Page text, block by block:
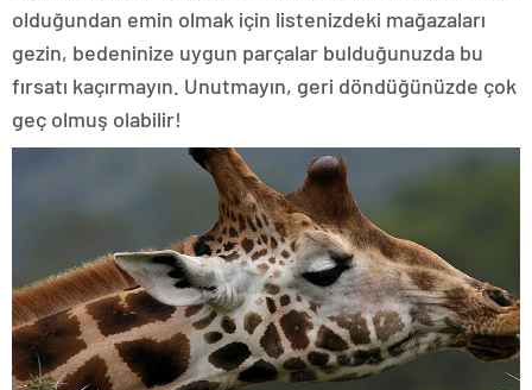
olduğundan emin olmak için listenizdeki mağazaları
gezin, bedeninize uygun parçalar bulduğunuzda bu
fırsatı kaçırmayın. Unutmayın, geri döndüğünüzde çok
geç olmuş olabilir!